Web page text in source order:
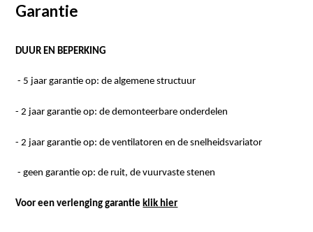
Garantie
DUUR EN BEPERKING
- 5 jaar garantie op: de algemene structuur
- 2 jaar garantie op: de demonteerbare onderdelen
- 2 jaar garantie op: de ventilatoren en de snelheidsvariator
- geen garantie op: de ruit, de vuurvaste stenen
Voor een verlenging garantieklik hier